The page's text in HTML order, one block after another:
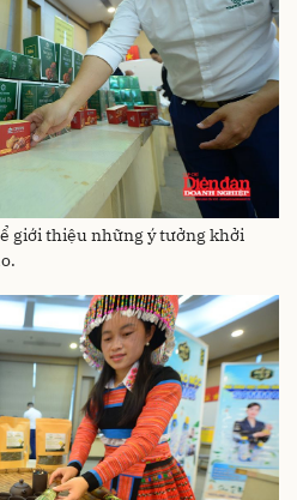
giới thiệu những ý tưởng khởi